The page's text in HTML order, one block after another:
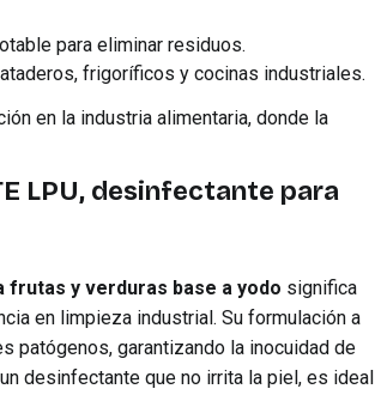
para eliminar residuos.
frigoríficos y cocinas industriales.
en la industria alimentaria, donde la
LPU, desinfectante para
frutas y verduras base a yodo significa
en limpieza industrial. Su formulación a
patógenos, garantizando la inocuidad de
desinfectante que no irrita la piel, es ideal